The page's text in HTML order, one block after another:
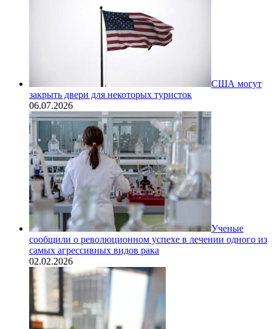
США могут
закрыть двери для некоторых туристок
06.07.2026
Ученые
сообщили о революционном успехе в лечении одного из
самых агрессивных видов рака
02.02.2026